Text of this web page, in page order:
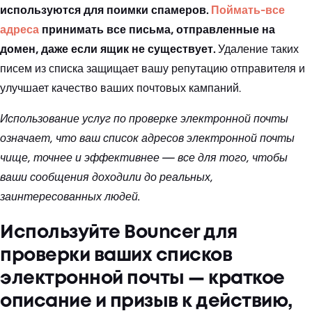
используются для поимки спамеров. Поймать-все
адреса принимать все письма, отправленные на
домен, даже если ящик не существует. Удаление таких
писем из списка защищает вашу репутацию отправителя и
улучшает качество ваших почтовых кампаний.
Использование услуг по проверке электронной почты
означает, что ваш список адресов электронной почты
чище, точнее и эффективнее — все для того, чтобы
ваши сообщения доходили до реальных,
заинтересованных людей.
Используйте Bouncer для
проверки ваших списков
электронной почты — краткое
описание и призыв к действию,